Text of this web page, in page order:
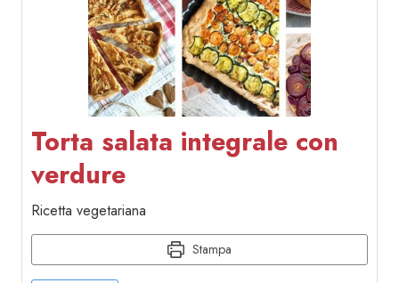
Torta salata integrale con
verdure
Ricetta vegetariana
Stampa